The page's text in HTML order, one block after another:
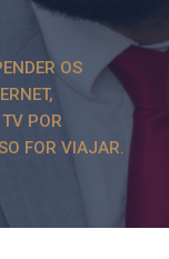
OS
TV POR
FOR VIAJAR.